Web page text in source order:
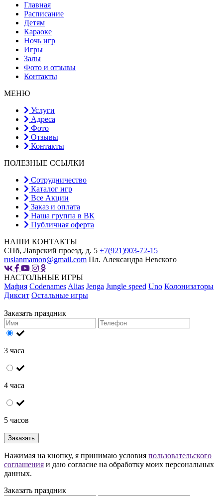
Главная
Расписание
Детям
Караоке
Ночь игр
Игры
Залы
Фото и отзывы
Контакты
МЕНЮ
Услуги
Адреса
Фото
Отзывы
Контакты
ПОЛЕЗНЫЕ ССЫЛКИ
Сотрудничество
Каталог игр
Все Акции
Заказ и оплата
Наша группа в ВК
Публичная оферта
НАШИ КОНТАКТЫ
СПб, Лаврский проезд, д. 5 +7(921)903-72-15
ruslanmamon@gmail.com Пл. Александра Невского
НАСТОЛЬНЫЕ ИГРЫ
Мафия Codenames Alias Jenga Jungle speed Uno Колонизаторы
Диксит Остальные игры
Заказать праздник
3 часа
4 часа
5 часов
Заказать
Нажимая на кнопку, я принимаю условия пользовательского
соглашения и даю согласие на обработку моих персональных
данных.
Заказать праздник